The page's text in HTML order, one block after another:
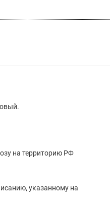
на территорию РФ
указанному на